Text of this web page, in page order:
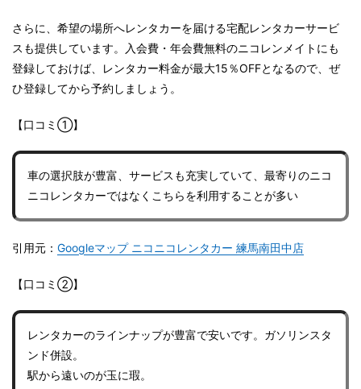
さらに、希望の場所へレンタカーを届ける宅配レンタカーサービ
スも提供しています。入会費・年会費無料のニコレンメイトにも
登録しておけば、レンタカー料金が最大15％OFFとなるので、ぜ
ひ登録してから予約しましょう。
【口コミ①】
車の選択肢が豊富、サービスも充実していて、最寄りのニコ
ニコレンタカーではなくこちらを利用することが多い
引用元： Googleマップ ニコニコレンタカー 練馬南田中店
【口コミ②】
レンタカーのラインナップが豊富で安いです。ガソリンスタ
ンド併設。
駅から遠いのが玉に瑕。